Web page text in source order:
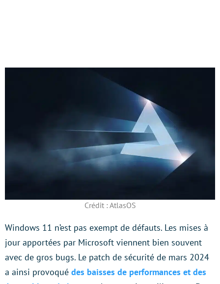
Crédit : AtlasOS
Windows 11 n’est pas exempt de défauts. Les mises à
jour apportées par Microsoft viennent bien souvent
avec de gros bugs. Le patch de sécurité de mars 2024
a ainsi provoqué des baisses de performances et des